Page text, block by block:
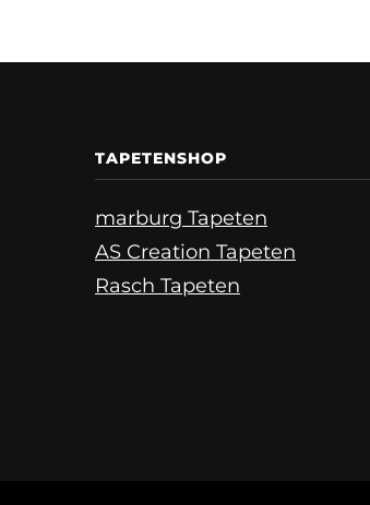
TAPETENSHOP
marburg Tapeten
AS Creation Tapeten
Rasch Tapeten